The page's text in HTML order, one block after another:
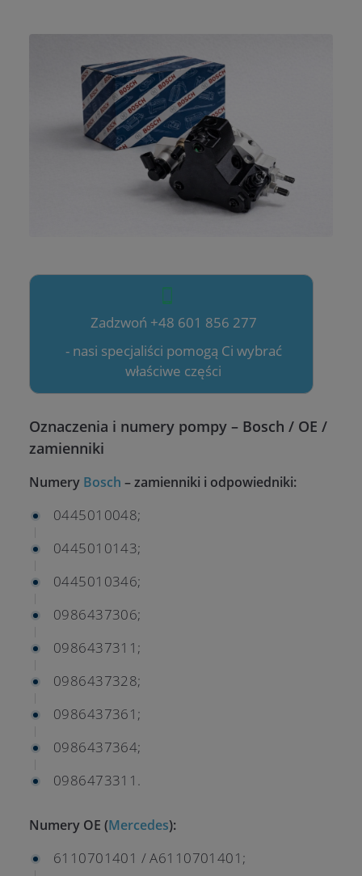
Zadzwoń +48 601 856 277
- nasi specjaliści pomogą Ci wybrać
właściwe części
Oznaczenia i numery pompy – Bosch / OE /
zamienniki
Numery Bosch – zamienniki i odpowiedniki:
0445010048;
0445010143;
0445010346;
0986437306;
0986437311;
0986437328;
0986437361;
0986437364;
0986473311.
Numery OE (Mercedes):
6110701401 / A6110701401;